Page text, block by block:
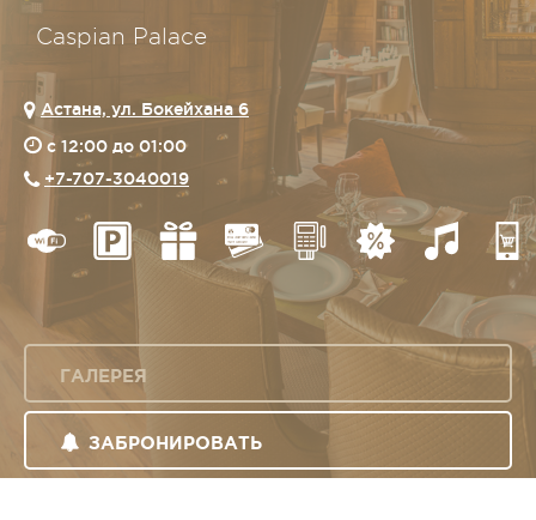
Caspian Palace
Астана, ул. Бокейхана 6
c 12:00 до 01:00
+7-707-3040019
ГАЛЕРЕЯ
ЗАБРОНИРОВАТЬ